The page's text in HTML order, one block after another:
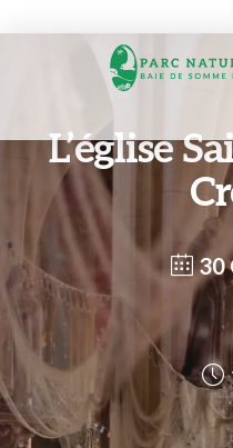
L’église
30